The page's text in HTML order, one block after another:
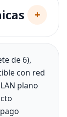
+
de 6),
con red
plano